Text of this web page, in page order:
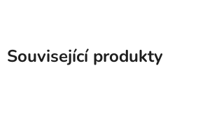
Související produkty